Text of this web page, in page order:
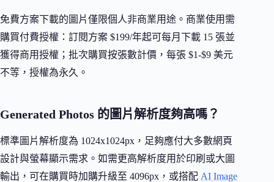
免費方案下載的圖片僅限個人非商業用途。商業使用需
購買付費授權：訂閱方案 $199/年起可每月下載 15 張並
獲得商用授權；批次購買按張數計價，每張 $1-$9 美元
不等，授權為永久。
Generated Photos 的圖片解析度夠高嗎？
標準圖片解析度為 1024x1024px，足夠應付大多數網頁
設計與螢幕顯示需求。如需更高解析度用於印刷或大圖
輸出，可在購買時加購升級至 4096px，或搭配 AI Image